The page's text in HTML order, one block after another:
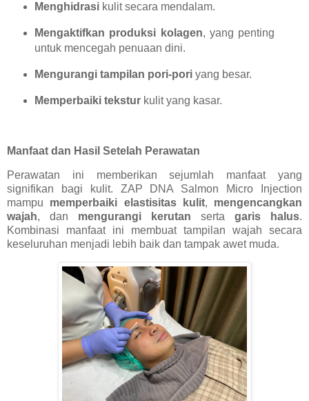
Menghidrasikulit secara mendalam.
Mengaktifkan produksi kolagen, yang penting
untuk mencegah penuaan dini.
Mengurangi tampilan pori-poriyang besar.
Memperbaiki teksturkulit yang kasar.
Manfaat dan Hasil Setelah Perawatan
Perawatan ini memberikan sejumlah manfaat yang
signifikan bagi kulit. ZAP DNA Salmon Micro Injection
mampu memperbaiki elastisitas kulit, mengencangkan
wajah, dan mengurangi kerutan serta garis halus.
Kombinasi manfaat ini membuat tampilan wajah secara
keseluruhan menjadi lebih baik dan tampak awet muda.